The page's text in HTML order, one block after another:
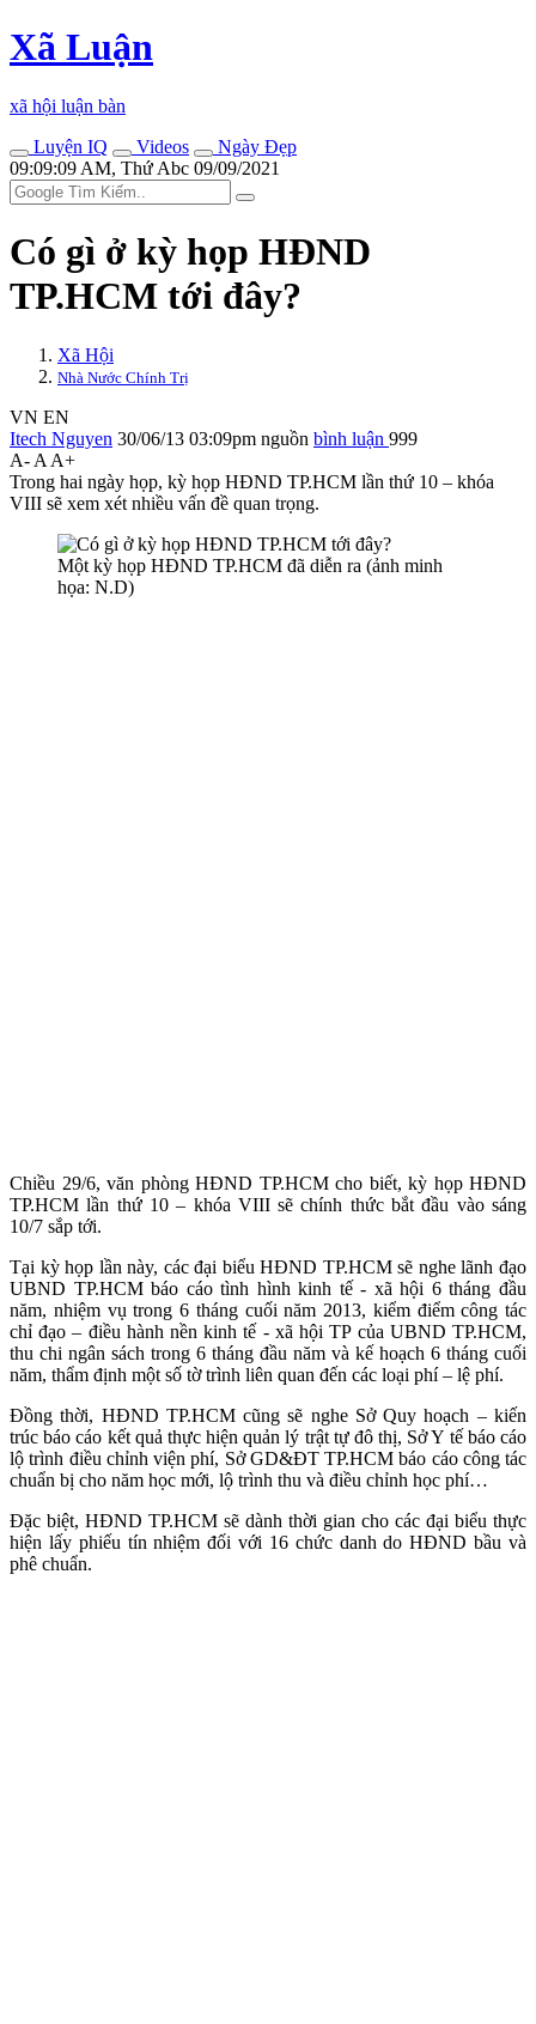
Xã Luận
xã hội luận bàn
Luyện IQ
Videos
Ngày Đẹp
09:09:09 AM, Thứ Abc 09/09/2021
Có gì ở kỳ họp HĐND
TP.HCM tới đây?
Xã Hội
Nhà Nước Chính Trị
VN EN
Itech Nguyen 30/06/13 03:09pm nguồn bình luận 999
A- A A+
Trong hai ngày họp, kỳ họp HĐND TP.HCM lần thứ 10 – khóa
VIII sẽ xem xét nhiều vấn đề quan trọng.
Một kỳ họp HĐND TP.HCM đã diễn ra (ảnh minh
họa: N.D)
Chiều 29/6, văn phòng HĐND TP.HCM cho biết, kỳ họp HĐND
TP.HCM lần thứ 10 – khóa VIII sẽ chính thức bắt đầu vào sáng
10/7 sắp tới.
Tại kỳ họp lần này, các đại biểu HĐND TP.HCM sẽ nghe lãnh đạo
UBND TP.HCM báo cáo tình hình kinh tế - xã hội 6 tháng đầu
năm, nhiệm vụ trong 6 tháng cuối năm 2013, kiểm điểm công tác
chỉ đạo – điều hành nền kinh tế - xã hội TP của UBND TP.HCM,
thu chi ngân sách trong 6 tháng đầu năm và kế hoạch 6 tháng cuối
năm, thẩm định một số tờ trình liên quan đến các loại phí – lệ phí.
Đồng thời, HĐND TP.HCM cũng sẽ nghe Sở Quy hoạch – kiến
trúc báo cáo kết quả thực hiện quản lý trật tự đô thị, Sở Y tế báo cáo
lộ trình điều chỉnh viện phí, Sở GD&ĐT TP.HCM báo cáo công tác
chuẩn bị cho năm học mới, lộ trình thu và điều chỉnh học phí…
Đặc biệt, HĐND TP.HCM sẽ dành thời gian cho các đại biểu thực
hiện lấy phiếu tín nhiệm đối với 16 chức danh do HĐND bầu và
phê chuẩn.